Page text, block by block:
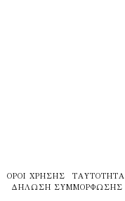
ΌΡΟΙ ΧΡΉΣΗΣ ΤΑΥΤΌΤΗΤΑ
ΔΉΛΩΣΗ ΣΥΜΜΌΡΦΩΣΗΣ